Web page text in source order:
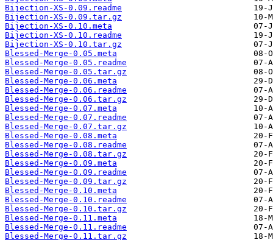
Bijection-XS-0.09.readme
Bijection-XS-0.09.tar.gz
Bijection-XS-0.10.meta
Bijection-XS-0.10.readme
Bijection-XS-0.10.tar.gz
Blessed-Merge-0.05.meta
Blessed-Merge-0.05.readme
Blessed-Merge-0.05.tar.gz
Blessed-Merge-0.06.meta
Blessed-Merge-0.06.readme
Blessed-Merge-0.06.tar.gz
Blessed-Merge-0.07.meta
Blessed-Merge-0.07.readme
Blessed-Merge-0.07.tar.gz
Blessed-Merge-0.08.meta
Blessed-Merge-0.08.readme
Blessed-Merge-0.08.tar.gz
Blessed-Merge-0.09.meta
Blessed-Merge-0.09.readme
Blessed-Merge-0.09.tar.gz
Blessed-Merge-0.10.meta
Blessed-Merge-0.10.readme
Blessed-Merge-0.10.tar.gz
Blessed-Merge-0.11.meta
Blessed-Merge-0.11.readme
Blessed-Merge-0.11.tar.gz